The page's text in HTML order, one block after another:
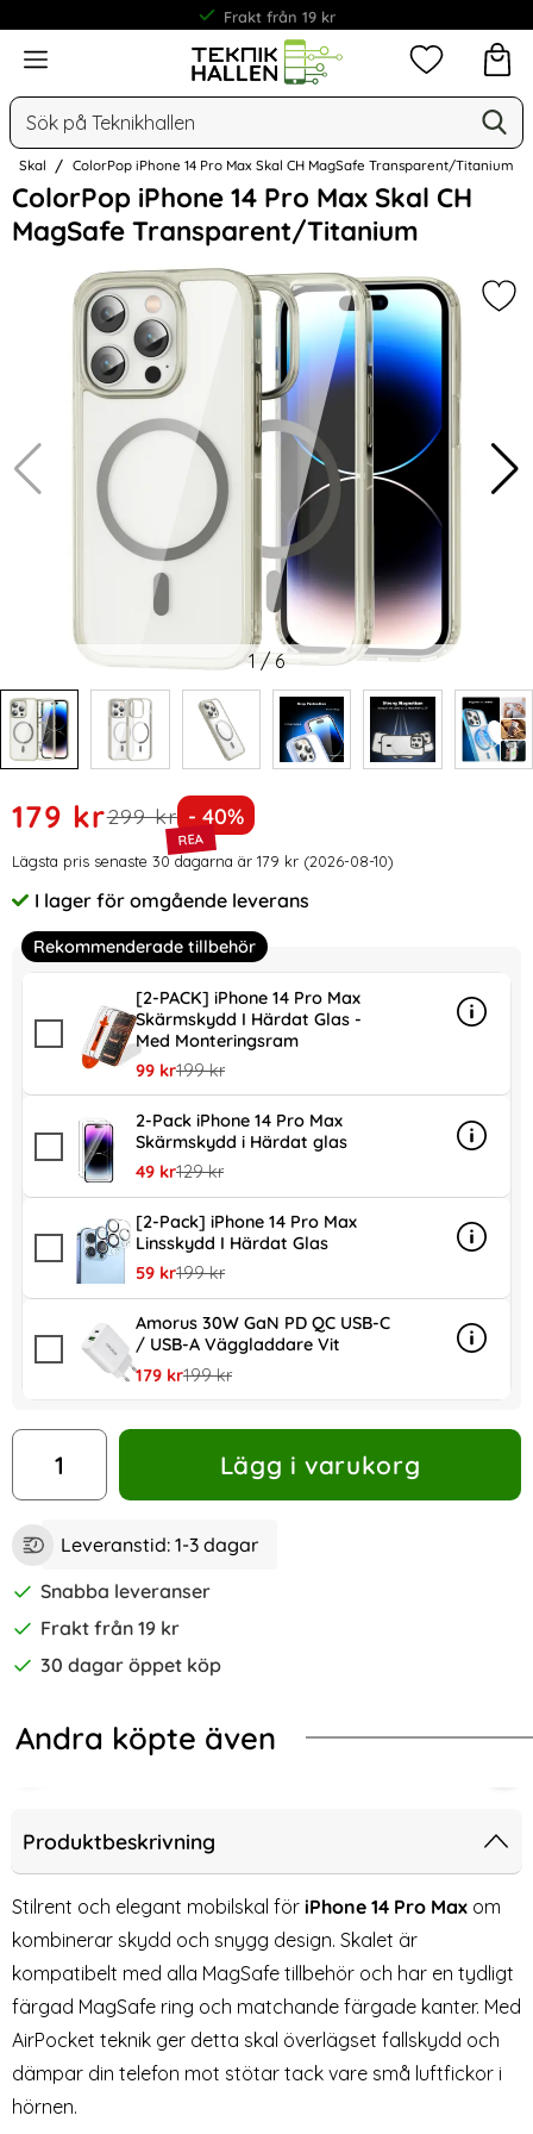
Frakt från 19 kr
Meny
Sök
Mina
Skal ColorPop iPhone 14 Pro Max Skal CH MagSafe Transparent/Titanium
ColorPop iPhone 14 Pro Max Skal CH
MagSafe Transparent/Titanium
Hoppa
över
Bilder
1/6
Handla denna produkt ColorPop iPhone 14 Pro Max Skal
rea pris
179 krtidigare pris
299 kr Priset är nedsatt med
- 40%
Prishistorik
Lägsta pris senaste 30 dagarna är 179 kr (2026-08-10)
Tillgänglighet:
I lager för omgående leverans
Rekommenderade tillbehör
[2-PACK] iPhone 14 Pro Max
Skärmskydd I Härdat Glas -
Med Monteringsram
rea pris
99 krtidigare pris
199 kr
Info
mer
2-Pack iPhone 14 Pro Max
Skärmskydd i Härdat glas
rea pris
49 krtidigare pris
129 kr
Info
mer
[2-Pack] iPhone 14 Pro Max
Linsskydd I Härdat Glas
rea pris
59 krtidigare pris
199 kr
Info
mer
Amorus 30W GaN PD QC USB-C
/ USB-A Väggladdare Vit
rea pris
179 krtidigare pris
199 kr
Info
mer
antal
Lägg i varukorg
Leveranstid: 1-3 dagar
Snabba leveranser
Frakt från 19 kr
30 dagar öppet köp
Andra köpte även
Glas
14 Pro Max 2-PACK Skärmskydd Härdat Glas Privacy
2-Pack iPhone 14 Pro Max Härdat
Produktbeskrivning
Stilrent och elegant mobilskal för iPhone 14 Pro Max om
kombinerar skydd och snygg design. Skalet är
kompatibelt med alla MagSafe tillbehör och har en tydligt
färgad MagSafe ring och matchande färgade kanter. Med
AirPocket teknik ger detta skal överlägset fallskydd och
dämpar din telefon mot stötar tack vare små luftfickor i
hörnen.